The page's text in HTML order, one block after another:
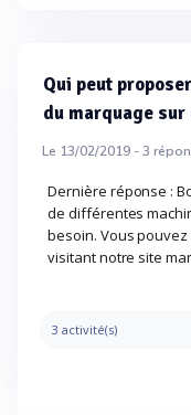
Qui peut
du marquage sur
Le 13/02/2019 -3
Dernière réponse :
de différentes
besoin. Vous
visitant notre site
3 activité(s)